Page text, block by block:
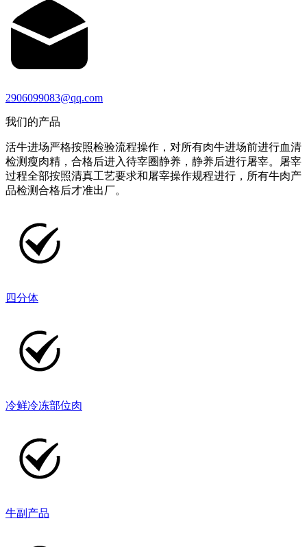
2906099083@qq.com
我们的产品
活牛进场严格按照检验流程操作，对所有肉牛进场前进行血清
检测瘦肉精，合格后进入待宰圈静养，静养后进行屠宰。屠宰
过程全部按照清真工艺要求和屠宰操作规程进行，所有牛肉产
品检测合格后才准出厂。
四分体
冷鲜冷冻部位肉
牛副产品